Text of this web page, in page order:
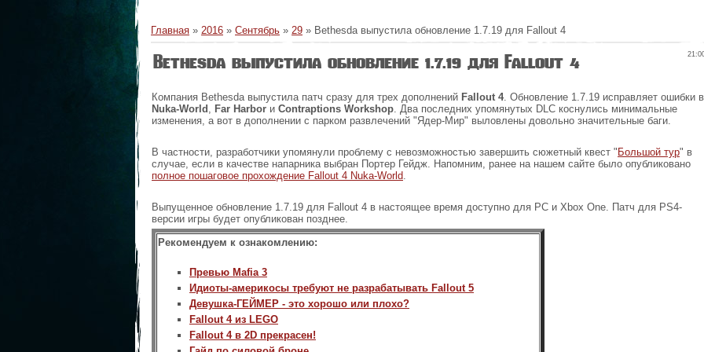
Главная » 2016 » Сентябрь » 29 » Bethesda выпустила обновление 1.7.19 для Fallout 4
Bethesda выпустила обновление 1.7.19 для Fallout 4
Компания Bethesda выпустила патч сразу для трех дополнений Fallout 4. Обновление 1.7.19 исправляет ошибки в
Nuka-World , Far Harbor и Contraptions Workshop. Два последних упомянутых DLC коснулись минимальные
изменения, а вот в дополнении с парком развлечений "Ядер-Мир" выловлены довольно значительные баги.
В частности, разработчики упомянули проблему с невозможностью завершить сюжетный квест " Большой тур" в
случае, если в качестве напарника выбран Портер Гейдж. Напомним, ранее на нашем сайте было опубликовано
полное пошаговое прохождение Fallout 4 Nuka-World.
Выпущенное обновление 1.7.19 для Fallout 4 в настоящее время доступно для PC и Xbox One. Патч для PS4-
версии игры будет опубликован позднее.
Рекомендуем к ознакомлению:
Превью Mafia 3
Идиоты-америкосы требуют не разрабатывать Fallout 5
Девушка-ГЕЙМЕР - это хорошо или плохо?
Fallout 4 из LEGO
Fallout 4 в 2D прекрасен!